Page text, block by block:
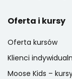
Oferta i kursy
Oferta kursów
Klienci
Moose Kids –